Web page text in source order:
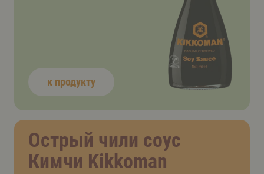
к продукту
Острый чили соус
Кимчи Kikkoman